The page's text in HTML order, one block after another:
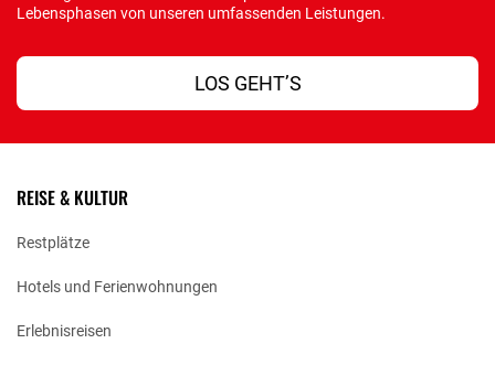
Leistungen für Alleinerziehende. Mailen Sie an
Lebensphasen von unseren umfassenden Leistungen.
LOS GEHT’S
REISE & KULTUR
Restplätze
Hotels und Ferienwohnungen
Erlebnisreisen